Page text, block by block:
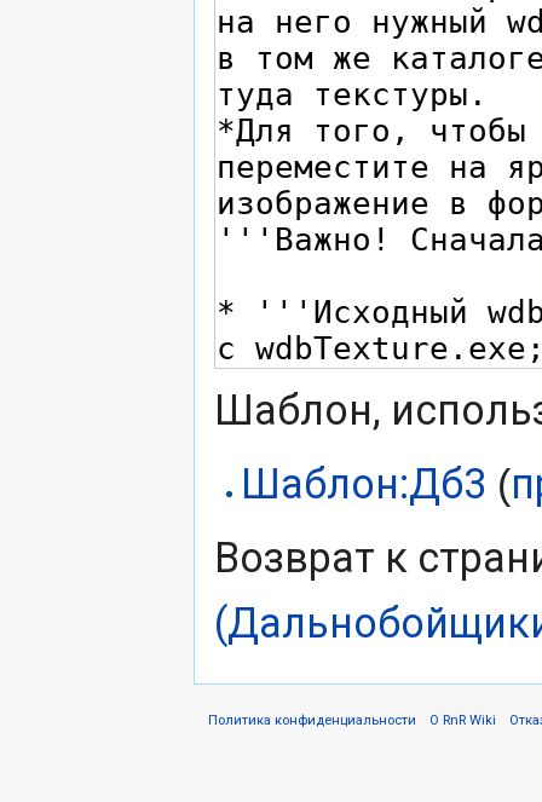
Шаблон,
Шаблон:Дб3 (
Возврат к
Политика конфиденциальности О RnR Wiki